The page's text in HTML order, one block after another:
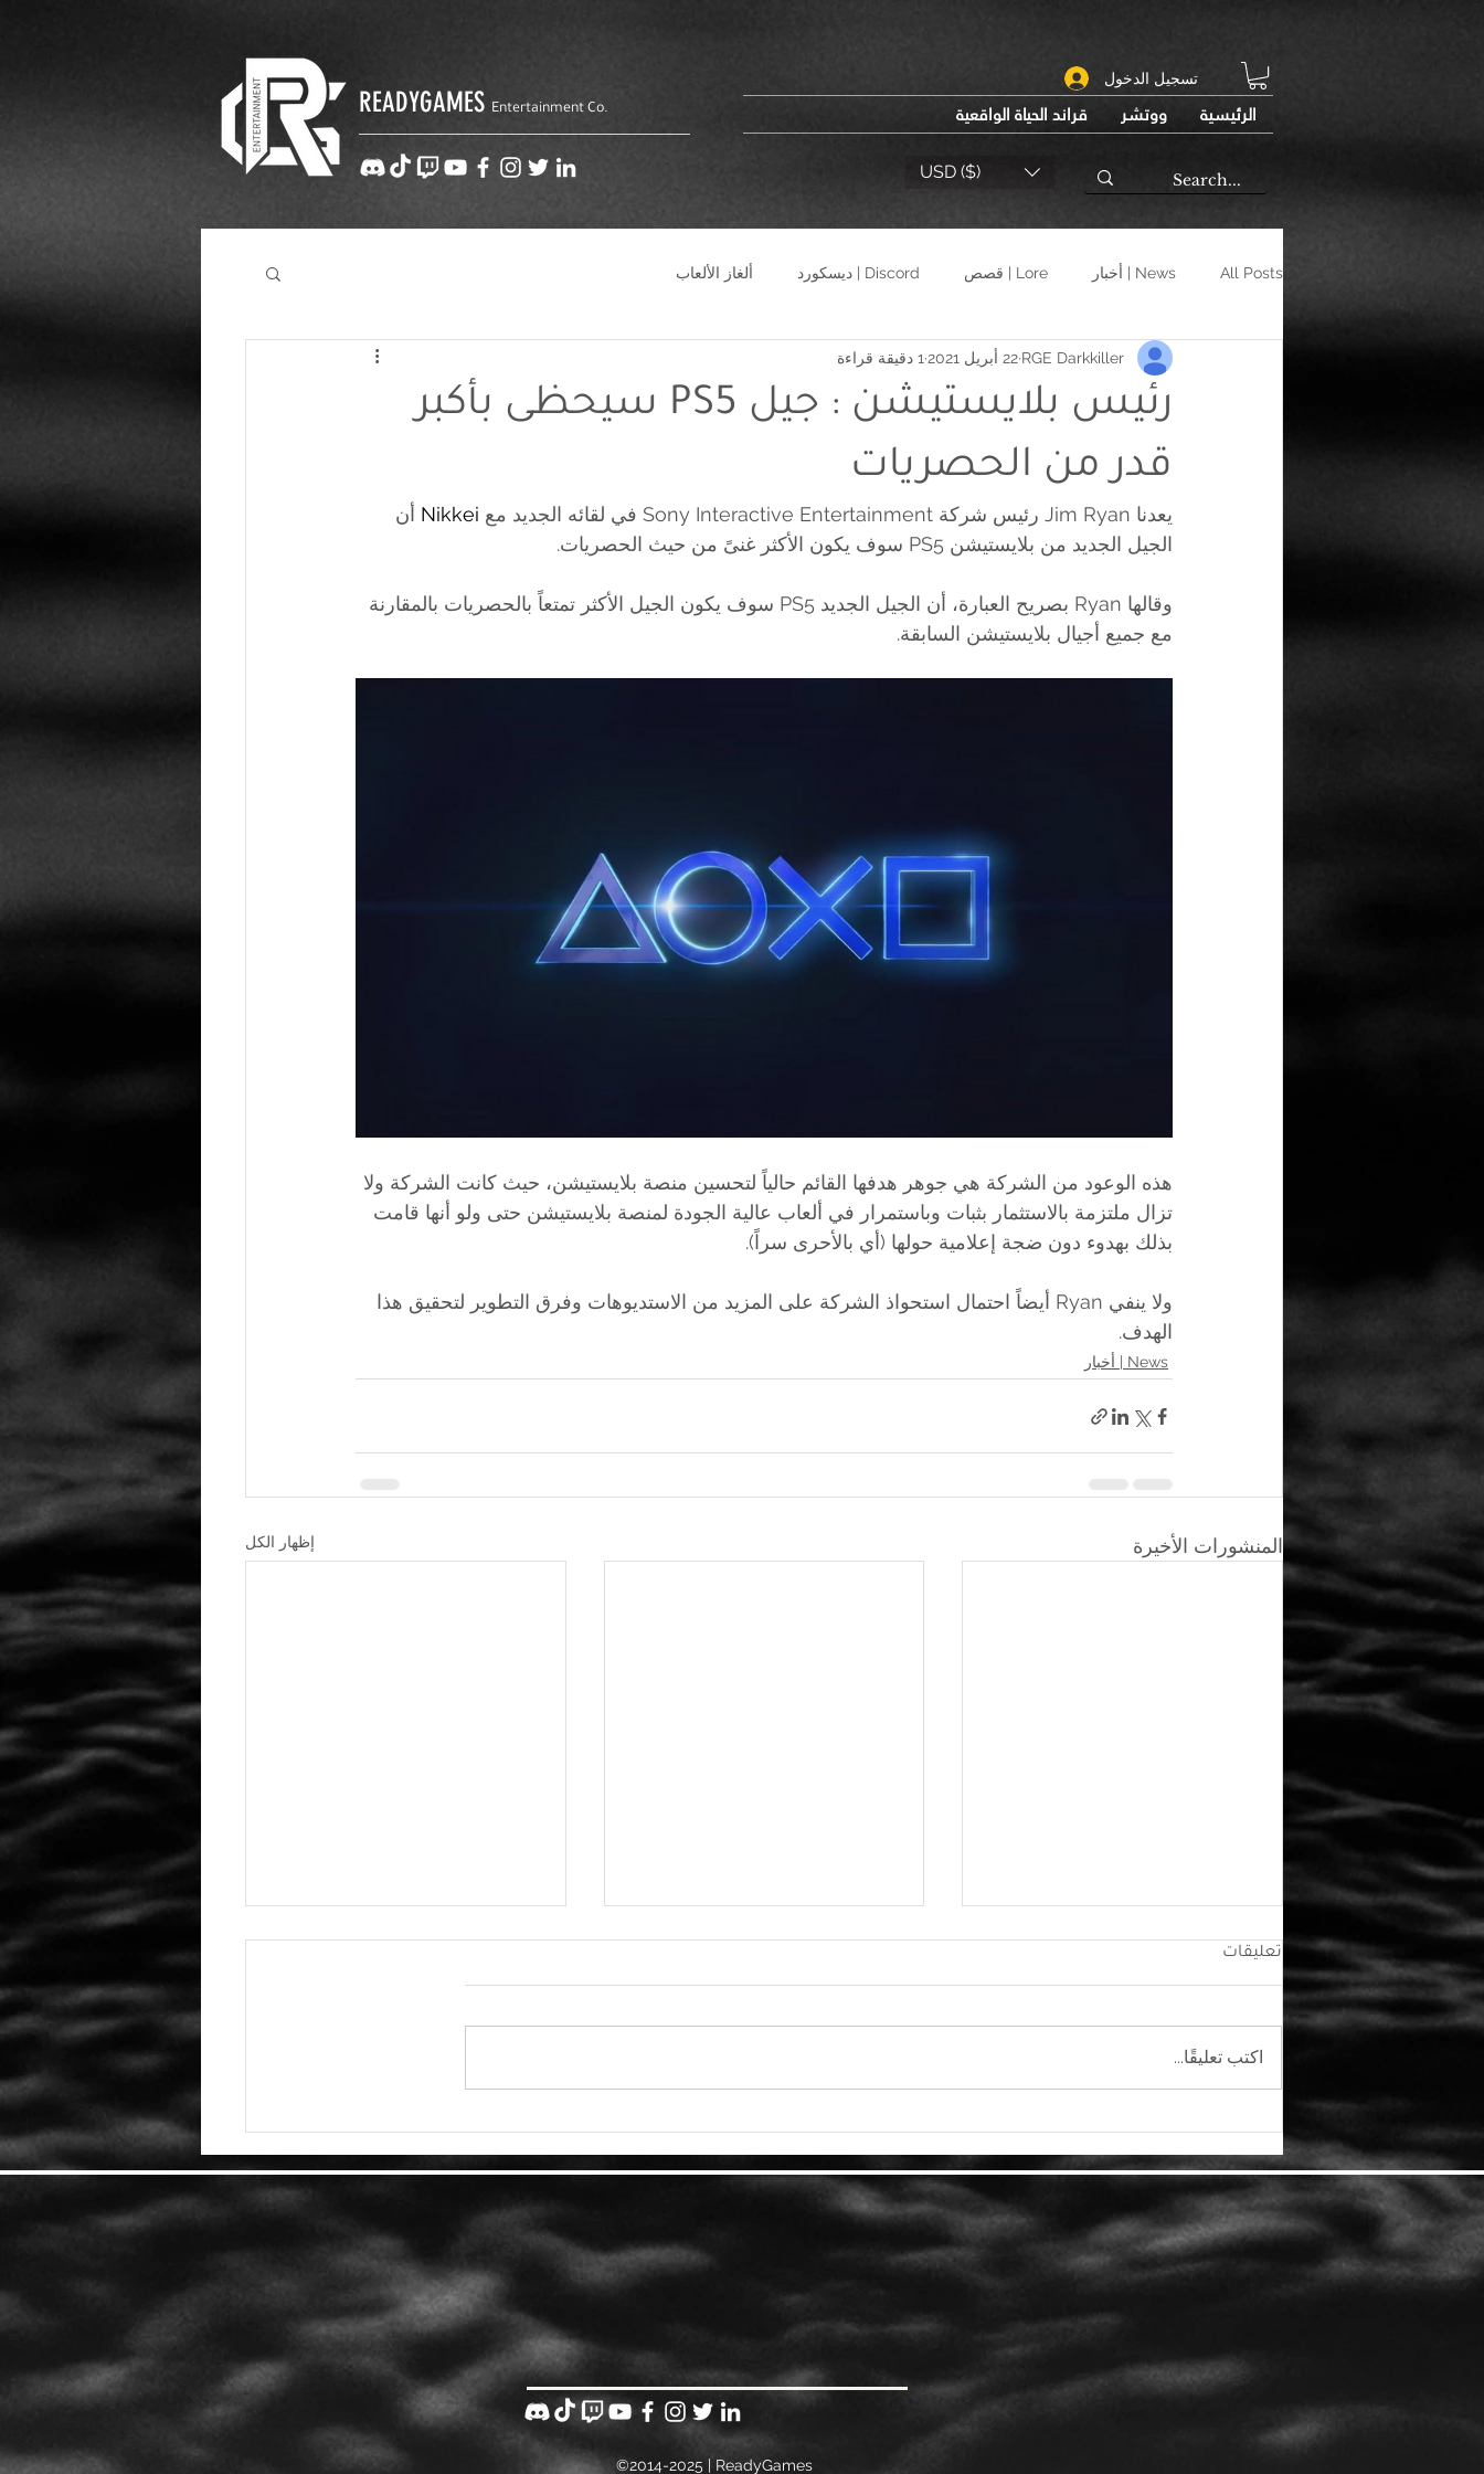
READYGAMES Entertainment Co.
تسجيل الدخول
USD ($)
قراند الحياة الواقعية ووتشر الرئيسية
All Posts News | أخبار Lore | قصص Discord | ديسكورد ألغاز الألعاب
رئيس بلايستيشن : جيل PS5 سيحظى بأكبر
قدر من الحصريات
RGE Darkkiller 22 أبريل 2021 1 دقيقة قراءة
يعدنا Jim Ryan رئيس شركة Sony Interactive Entertainment في لقائه الجديد مع Nikkei أن
الجيل الجديد من بلايستيشن PS5 سوف يكون الأكثر غنىً من حيث الحصريات.
وقالها Ryan بصريح العبارة، أن الجيل الجديد PS5 سوف يكون الجيل الأكثر تمتعاً بالحصريات بالمقارنة
مع جميع أجيال بلايستيشن السابقة.
هذه الوعود من الشركة هي جوهر هدفها القائم حالياً لتحسين منصة بلايستيشن، حيث كانت الشركة ولا
تزال ملتزمة بالاستثمار بثبات وباستمرار في ألعاب عالية الجودة لمنصة بلايستيشن حتى ولو أنها قامت
بذلك بهدوء دون ضجة إعلامية حولها (أي بالأحرى سراً).
ولا ينفي Ryan أيضاً احتمال استحواذ الشركة على المزيد من الاستديوهات وفرق التطوير لتحقيق هذا
الهدف.
News | أخبار
المنشورات الأخيرة إظهار الكل
اخترقت Microsoft و Nvidia
القصة وأيضًا موعد الإطلاق
تعليقات
اكتب تعليقًا...
©2014-2025 | ReadyGames